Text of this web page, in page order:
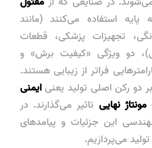
استفاده می‌کنند (مانند
تجهیزات پزشکی، قطعات
دو ویژگی «کیفیت برش» و
فراتر از زیبایی هستند.
دو رکن اصلی تولید یعنیایمنی
نهایی تاثیر می‌گذارند. در
این جزئیات و پیامدهای
می‌پردازیم.